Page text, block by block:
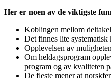
Her er noen av de viktigste
Koblingen mellom
Det finnes lite
Opplevelsen av
Om heldagsprogram
program og av kvaliteten
De fleste mener at